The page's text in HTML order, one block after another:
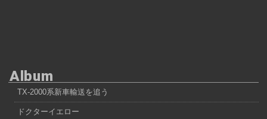
Album
TX-2000系新車輸送を追う
ドクターイエロー